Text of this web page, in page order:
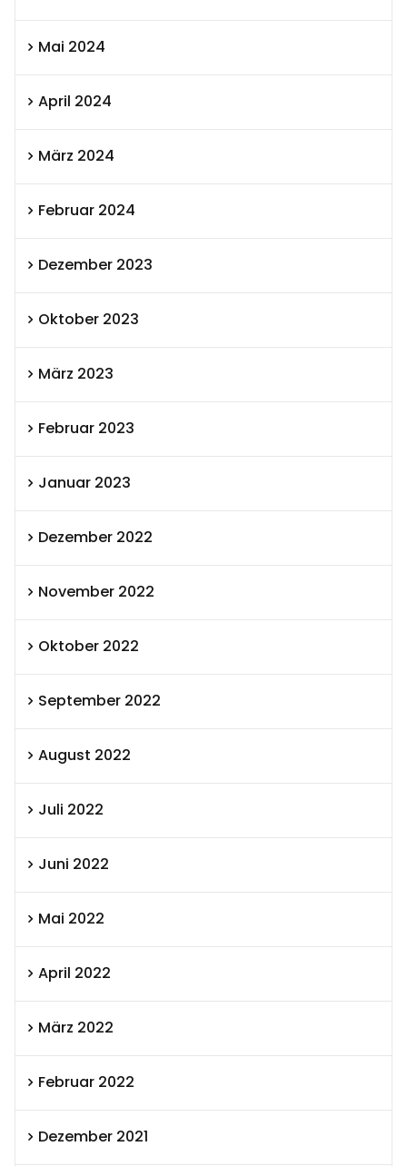
Mai 2024
April 2024
März 2024
Februar 2024
Dezember 2023
Oktober 2023
März 2023
Februar 2023
Januar 2023
Dezember 2022
November 2022
Oktober 2022
September 2022
August 2022
Juli 2022
Juni 2022
Mai 2022
April 2022
März 2022
Februar 2022
Dezember 2021